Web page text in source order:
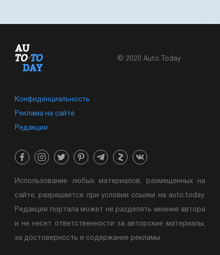
© 2020 Auto.Today
Конфиденциальность
Реклама на сайте
Редакция
Использование любых материалов, размещенных на
сайте, разрешается при условии ссылки на auto.today.
Редакция портала может не разделять мнение автора
и не несет ответственности за авторские материалы,
за достоверность и содержание рекламы